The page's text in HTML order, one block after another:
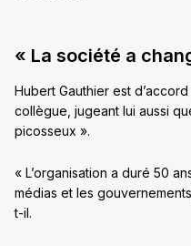
« La société a
Hubert Gauthier est
collègue, jugeant lui aussi
picosseux ».
« L’organisation a duré 50
médias et les
t-il.